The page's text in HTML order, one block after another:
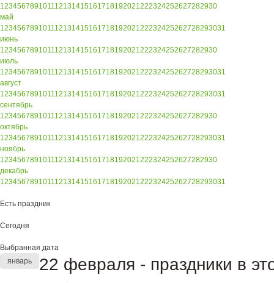
123456789101112131415161718192021222324252627282930
май
12345678910111213141516171819202122232425262728293031
июнь
123456789101112131415161718192021222324252627282930
июль
12345678910111213141516171819202122232425262728293031
август
12345678910111213141516171819202122232425262728293031
сентябрь
123456789101112131415161718192021222324252627282930
октябрь
12345678910111213141516171819202122232425262728293031
ноябрь
123456789101112131415161718192021222324252627282930
декабрь
12345678910111213141516171819202122232425262728293031
Есть праздник
Сегодня
Выбранная дата
январь
22 февраля - праздники в